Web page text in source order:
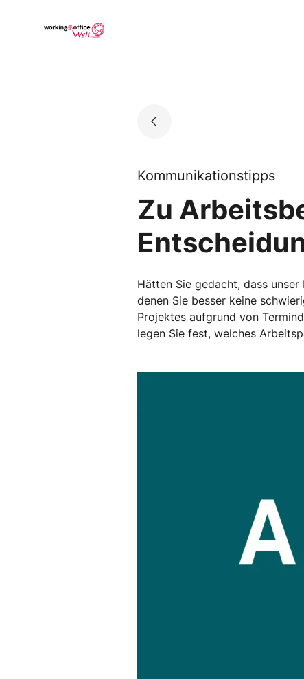
Go to landing page.
Kommunikationstipps
Zu
Hätten Sie gedacht, dass
denen Sie besser keine
Projektes aufgrund von
legen Sie fest, welches